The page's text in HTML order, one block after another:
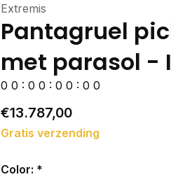
Extremis
Pantagruel
met parasol -
0 0 : 0 0 : 0 0 : 0 0
€13.787,00
Gratis verzending
Color: *